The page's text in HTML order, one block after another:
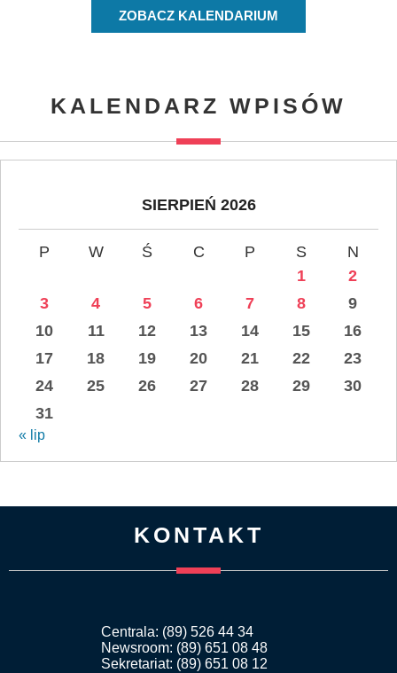
ZOBACZ KALENDARIUM
KALENDARZ WPISÓW
SIERPIEŃ 2026
P W Ś C P S
N
1
2
3
4 5 6 7 8
9
10
11 12 13 14 15
16
17
18 19 20 21 22
23
24
25 26 27 28 29
30
31
« lip
KONTAKT
Centrala: (89) 526 44 34
Newsroom: (89) 651 08 48
Sekretariat: (89) 651 08 12